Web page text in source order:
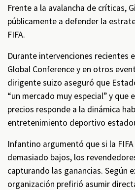
Frente a la avalancha de críticas,
públicamente a defender la
FIFA.
Durante intervenciones recientes
Global Conference y en otros
dirigente suizo aseguró que
“un mercado muy especial” y
precios responde a la dinámica
entretenimiento deportivo
Infantino argumentó que si la
demasiado bajos, los
capturando las ganancias. Según
organización prefirió asumir